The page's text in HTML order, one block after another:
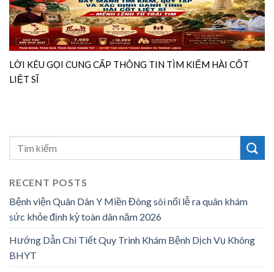
LỜI KÊU GỌI CUNG CẤP THÔNG TIN TÌM KIẾM HÀI CỐT
LIỆT SĨ
RECENT POSTS
Bệnh viện Quân Dân Y Miền Đông sôi nổi lễ ra quân khám
sức khỏe định kỳ toàn dân năm 2026
Hướng Dẫn Chi Tiết Quy Trình Khám Bệnh Dịch Vụ Không
BHYT